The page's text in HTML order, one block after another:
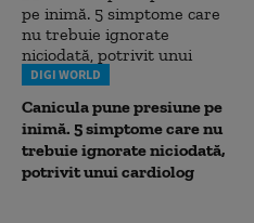
DIGI WORLD
Canicula pune presiune pe
inimă. 5 simptome care nu
trebuie ignorate niciodată,
potrivit unui cardiolog